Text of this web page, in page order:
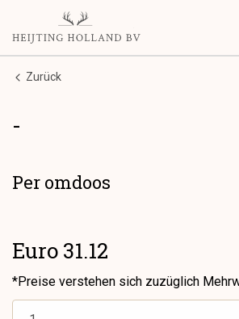
Zurück
-
Per omdoos
Euro 31.12
*Preise verstehen sich zuzüglich